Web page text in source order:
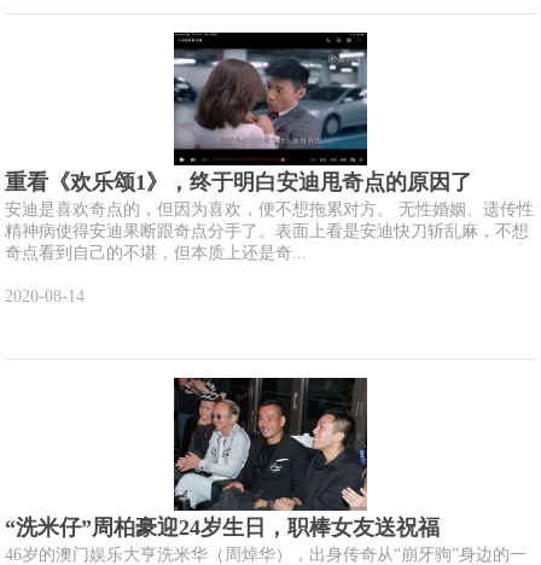
重看《欢乐颂1》，终于明白安迪甩奇点的原因了
安迪是喜欢奇点的，但因为喜欢，便不想拖累对方。 无性婚姻、遗传性
精神病使得安迪果断跟奇点分手了。表面上看是安迪快刀斩乱麻，不想
奇点看到自己的不堪，但本质上还是奇...
2020-08-14
“洗米仔”周柏豪迎24岁生日，职棒女友送祝福
46岁的澳门娱乐大亨洗米华（周焯华），出身传奇从“崩牙驹”身边的一